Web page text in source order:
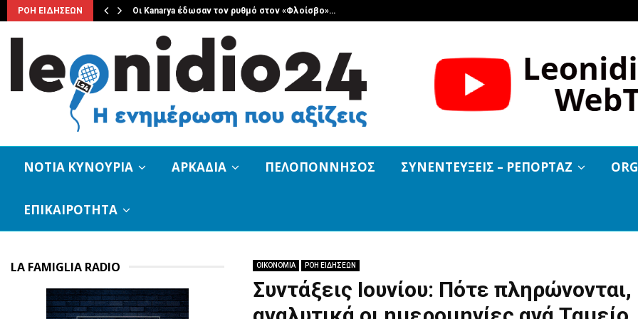
ΡΟΗ ΕΙΔΗΣΕΩΝ
8… Οι Kanarya έδωσαν τον ρυθμό στον «Φλοίσβο»…
ΝΟΤΙΑ ΚΥΝΟΥΡΙΑ ΑΡΚΑΔΙΑ ΠΕΛΟΠΟΝΝΗΣΟΣ ΣΥΝΕΝΤΕΥΞΕΙΣ – ΡΕΠΟΡΤΑΖ
ΕΠΙΚΑΙΡΟΤΗΤΑ
ΟΙΚΟΝΟΜΙΑ ΡΟΗ ΕΙΔΗΣΕΩΝ
Συντάξεις Ιουνίου: Πότε πληρώνονται,
LA FAMIGLIA RADIO